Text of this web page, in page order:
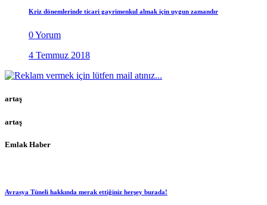
Kriz dönemlerinde ticari gayrimenkul almak için uygun zamandır
0 Yorum
4 Temmuz 2018
artaş
artaş
Emlak Haber
Avrasya Tüneli hakkında merak ettiğiniz herşey burada!